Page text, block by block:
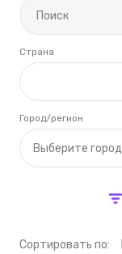
Страна
Выберите город
Город/регион
Cортировать по: